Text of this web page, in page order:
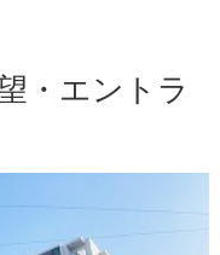
・エントラ